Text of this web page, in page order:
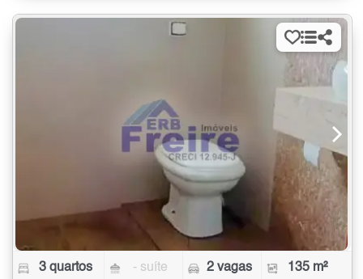
3 quartos - suíte 2 vagas 135 m²